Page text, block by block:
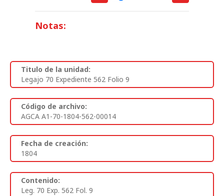
Notas:
Titulo de la unidad:
Legajo 70 Expediente 562 Folio 9
Código de archivo:
AGCA A1-70-1804-562-00014
Fecha de creación:
1804
Contenido:
Leg. 70 Exp. 562 Fol. 9